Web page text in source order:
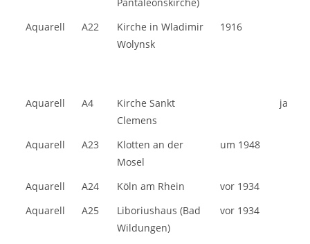
Aquarell A22
Kirche in Wladimir
Wolynsk
1916
Aquarell A4
Kirche Sankt
Clemens
ja
Aquarell A23
Klotten an der
Mosel
um 1948
Aquarell A24 Köln am Rhein
vor 1934
Aquarell
A25
Liboriushaus (Bad
Wildungen)
vor 1934